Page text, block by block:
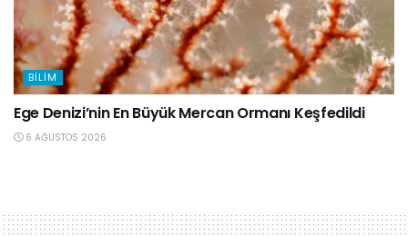
BILIM
Ege Denizi’nin En Büyük Mercan Ormanı Keşfedildi
6 AĞUSTOS 2026